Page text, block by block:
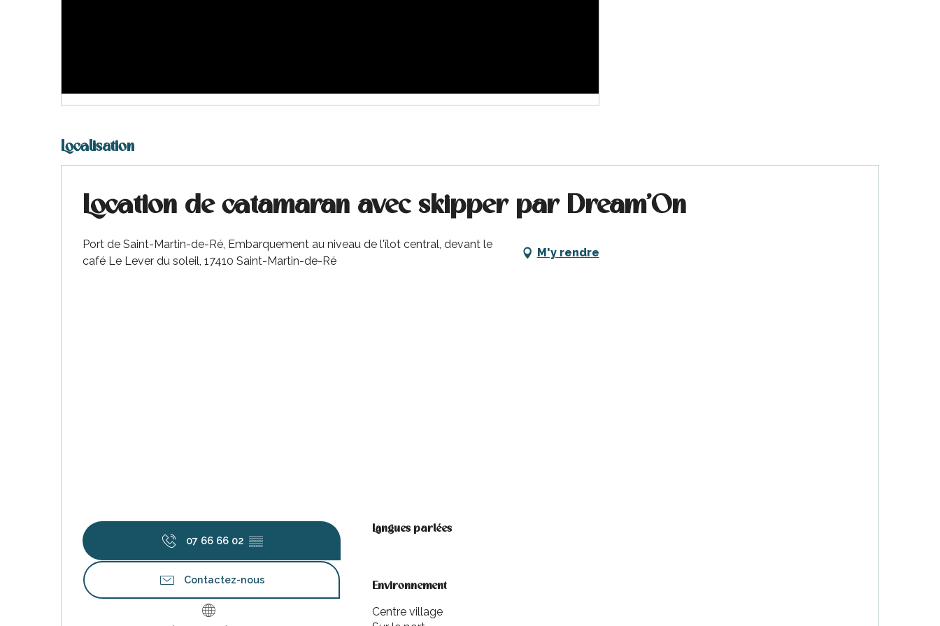
Localisation
Location de catamaran avec skipper par Dream'On
Port de Saint-Martin-de-Ré, Embarquement au niveau de l'îlot central, devant le
café Le Lever du soleil, 17410 Saint-Martin-de-Ré
M'y rendre
07 66 66 02 ▒▒
Contactez-nous
Langues parlées
Langues parlées
Environnement
Environnement
Centre village